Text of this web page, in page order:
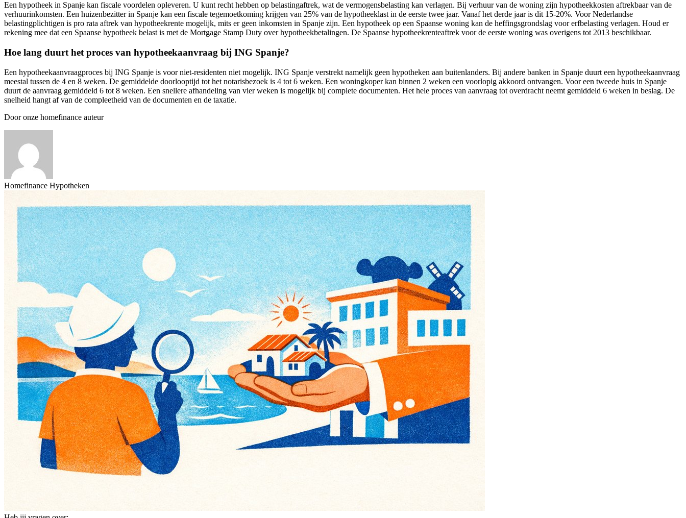
Een hypotheek in Spanje kan fiscale voordelen opleveren. U kunt recht hebben op belastingaftrek, wat de vermogensbelasting kan verlagen. Bij verhuur van de woning zijn hypotheekkosten aftrekbaar van de
verhuurinkomsten. Een huizenbezitter in Spanje kan een fiscale tegemoetkoming krijgen van 25% van de hypotheeklast in de eerste twee jaar. Vanaf het derde jaar is dit 15-20%. Voor Nederlandse
belastingplichtigen is pro rata aftrek van hypotheekrente mogelijk, mits er geen inkomsten in Spanje zijn. Een hypotheek op een Spaanse woning kan de heffingsgrondslag voor erfbelasting verlagen. Houd er
rekening mee dat een Spaanse hypotheek belast is met de Mortgage Stamp Duty over hypotheekbetalingen. De Spaanse hypotheekrenteaftrek voor de eerste woning was overigens tot 2013 beschikbaar.
Hoe lang duurt het proces van hypotheekaanvraag bij ING Spanje?
Een hypotheekaanvraagproces bij ING Spanje is voor niet-residenten niet mogelijk. ING Spanje verstrekt namelijk geen hypotheken aan buitenlanders. Bij andere banken in Spanje duurt een hypotheekaanvraag
meestal tussen de 4 en 8 weken. De gemiddelde doorlooptijd tot het notarisbezoek is 4 tot 6 weken. Een woningkoper kan binnen 2 weken een voorlopig akkoord ontvangen. Voor een tweede huis in Spanje
duurt de aanvraag gemiddeld 6 tot 8 weken. Een snellere afhandeling van vier weken is mogelijk bij complete documenten. Het hele proces van aanvraag tot overdracht neemt gemiddeld 6 weken in beslag. De
snelheid hangt af van de compleetheid van de documenten en de taxatie.
Door onze homefinance auteur
Homefinance Hypotheken